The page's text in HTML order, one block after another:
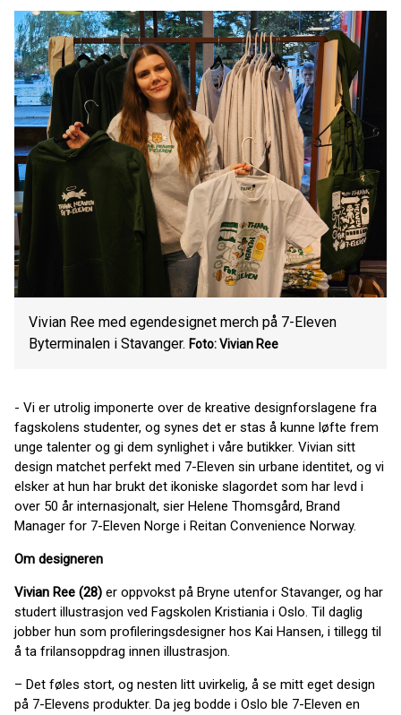
Vivian Ree med egendesignet merch på 7-Eleven
Byterminalen i Stavanger. Foto: Vivian Ree
- Vi er utrolig imponerte over de kreative designforslagene fra
fagskolens studenter, og synes det er stas å kunne løfte frem
unge talenter og gi dem synlighet i våre butikker. Vivian sitt
design matchet perfekt med 7-Eleven sin urbane identitet, og vi
elsker at hun har brukt det ikoniske slagordet som har levd i
over 50 år internasjonalt, sier Helene Thomsgård, Brand
Manager for 7-Eleven Norge i Reitan Convenience Norway.
Om designeren
Vivian Ree (28) er oppvokst på Bryne utenfor Stavanger, og har
studert illustrasjon ved Fagskolen Kristiania i Oslo. Til daglig
jobber hun som profileringsdesigner hos Kai Hansen, i tillegg til
å ta frilansoppdrag innen illustrasjon.
– Det føles stort, og nesten litt uvirkelig, å se mitt eget design
på 7-Elevens produkter. Da jeg bodde i Oslo ble 7-Eleven en